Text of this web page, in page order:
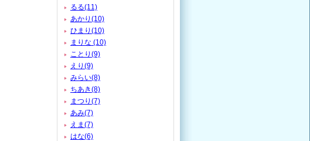
るる(11)
あかり(10)
ひまり(10)
まりな (10)
ことり(9)
えり(9)
みらい(8)
ちあき(8)
まつり(7)
あみ(7)
えま(7)
はな(6)